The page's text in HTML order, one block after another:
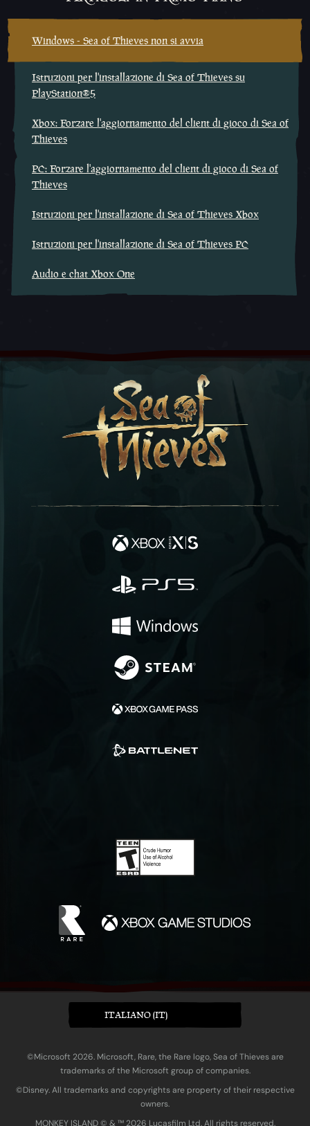
Windows - Sea of Thieves non si avvia
Istruzioni per l'installazione di Sea of Thieves su
PlayStation®5
Xbox: Forzare l'aggiornamento del client di gioco di Sea of
Thieves
PC: Forzare l'aggiornamento del client di gioco di Sea of
Thieves
Istruzioni per l'installazione di Sea of Thieves Xbox
Istruzioni per l'installazione di Sea of Thieves PC
Audio e chat Xbox One
ITALIANO (IT)
©Microsoft 2026. Microsoft, Rare, the Rare logo, Sea of Thieves are
trademarks of the Microsoft group of companies.
©Disney. All trademarks and copyrights are property of their respective
owners.
MONKEY ISLAND © & ™ 20‍26 Lucasfilm Ltd. All rights reserved.